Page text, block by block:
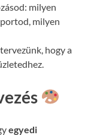
milyen
milyen
tervezünk, hogy a
egyedi